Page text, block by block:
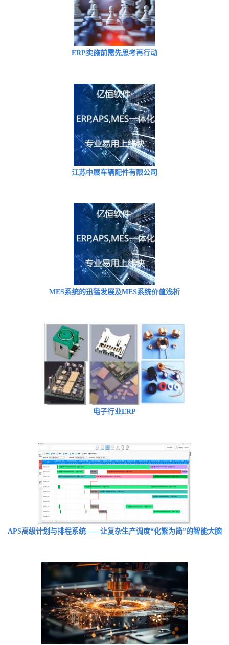
ERP实施前需先思考再行动
江苏中展车辆配件有限公司
MES系统的迅猛发展及MES系统价值浅析
电子行业ERP
APS高级计划与排程系统——让复杂生产调度“化繁为简”的智能大脑